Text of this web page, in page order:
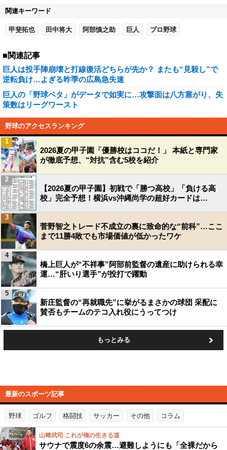
関連キーワード
甲斐拓也 田中将大 阿部慎之助 巨人 プロ野球
■関連記事
巨人は投手陣崩壊と打線復活どちらが先か？ またも“見殺し”で
逆転負け…よぎる昨季の広島急失速
巨人の「野球ベタ」がデータで如実に…攻撃面は八方塞がり、失
策数はリーグワースト
野球のアクセスランキング
2026夏の甲子園「優勝校はココだ！」 本紙と専門家
が徹底予想、“対抗”含む5校を紹介
1
【2026夏の甲子園】初戦で「勝つ高校」「負ける高
校」完全予想！横浜vs沖縄尚学の超好カードは…
2
菅野智之トレード不成立の裏に致命的な“前科”…ここ
まで11勝4敗でも市場価値が低かったワケ
3
橋上巨人が“不祥事”阿部前監督の遺産に助けられる幸
運…“肝いり選手”が投打で躍動
4
新庄監督の“再就職先”に挙がるまさかの球団 采配に
賛否もチームのテコ入れ役にうってつけ
5
もっとみる
最新のスポーツ記事
野球 ゴルフ 格闘技 サッカー その他 コラム
山﨑武司 これが俺の生きる道
サウナで震度6の余震…避難しようにも「全裸だから